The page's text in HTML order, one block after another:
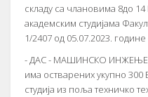
складу са члановима 8до
академским студијама
1/2407 од 05.07.2023.
- ДАС - МАШИНСКО
има остварених укупно
студија из поља техничко